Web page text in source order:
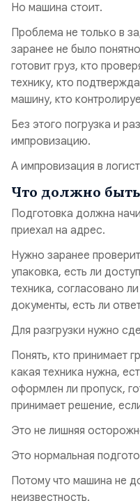
Но машина стоит.
Проблема не только в
заранее не было
готовит груз, кто
технику, кто
машину, кто
Без этого погрузка и
импровизацию.
А импровизация в
Что должно
Подготовка должна
приехал на адрес.
Нужно заранее
упаковка, есть ли
техника, согласовано
документы, есть ли
Для разгрузки нужно
Понять, кто принимает
какая техника нужна,
оформлен ли пропуск,
принимает решение,
Это не лишняя
Это нормальная
Потому что машина не
неизвестность.